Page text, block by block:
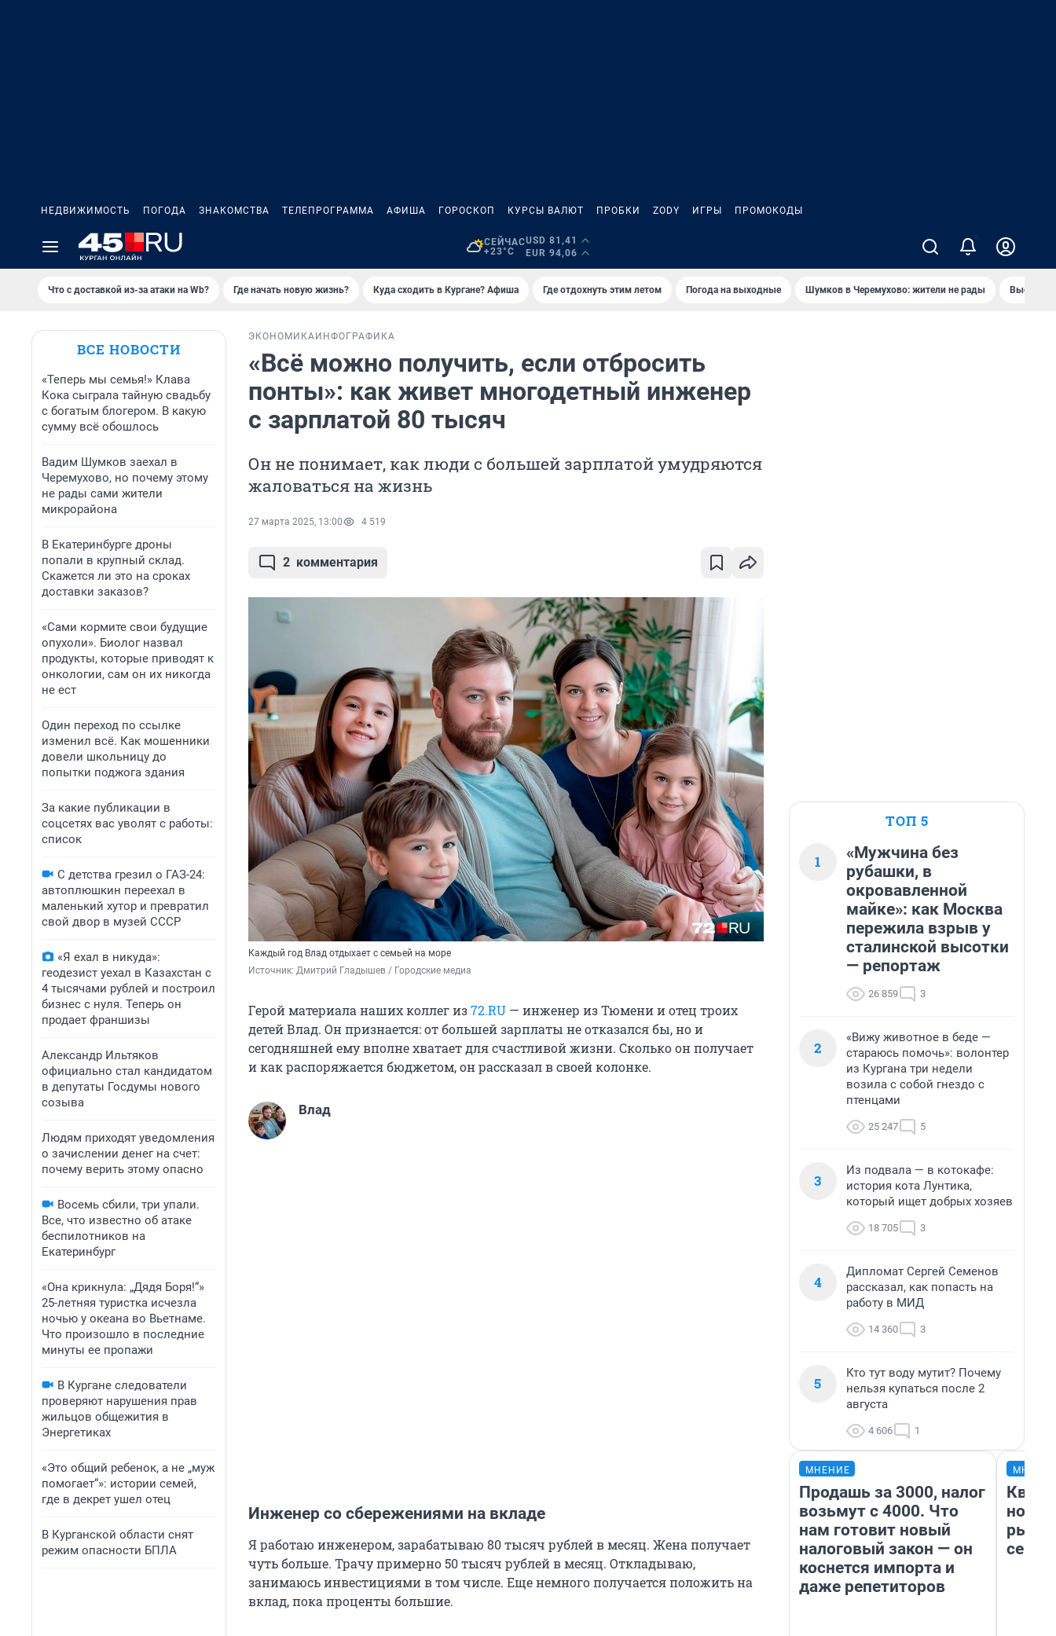
НЕДВИЖИМОСТЬ ПОГОДА ЗНАКОМСТВА ТЕЛЕПРОГРАММА АФИША ГОРОСКОП КУРСЫ ВАЛЮТ ПРОБКИ ZODY ИГРЫ ПРОМОКОДЫ
СЕЙЧАС
+23°C
USD 81,41
EUR 94,06
Что с доставкой из-за атаки на Wb? Где начать новую жизнь? Куда сходить в Кургане? Афиша Где отдохнуть этим летом Погода на выходные Шумков в Черемухово: жители не рады Высокий
ВСЕ НОВОСТИ
«Теперь мы семья!» Клава
Кока сыграла тайную свадьбу
с богатым блогером. В какую
сумму всё обошлось
Вадим Шумков заехал в
Черемухово, но почему этому
не рады сами жители
микрорайона
В Екатеринбурге дроны
попали в крупный склад.
Скажется ли это на сроках
доставки заказов?
«Сами кормите свои будущие
опухоли». Биолог назвал
продукты, которые приводят к
онкологии, сам он их никогда
не ест
Один переход по ссылке
изменил всё. Как мошенники
довели школьницу до
попытки поджога здания
За какие публикации в
соцсетях вас уволят с работы:
список
С детства грезил о ГАЗ-24:
автоплюшкин переехал в
маленький хутор и превратил
свой двор в музей СССР
«Я ехал в никуда»:
геодезист уехал в Казахстан с
4 тысячами рублей и построил
бизнес с нуля. Теперь он
продает франшизы
Александр Ильтяков
официально стал кандидатом
в депутаты Госдумы нового
созыва
Людям приходят уведомления
о зачислении денег на счет:
почему верить этому опасно
Восемь сбили, три упали.
Все, что известно об атаке
беспилотников на
Екатеринбург
«Она крикнула: „Дядя Боря!“»
25-летняя туристка исчезла
ночью у океана во Вьетнаме.
Что произошло в последние
минуты ее пропажи
В Кургане следователи
проверяют нарушения прав
жильцов общежития в
Энергетиках
«Это общий ребенок, а не „муж
помогает“»: истории семей,
где в декрет ушел отец
В Курганской области снят
режим опасности БПЛА
ЭКОНОМИКА ИНФОГРАФИКА
«Всё можно получить, если отбросить
понты»: как живет многодетный инженер
с зарплатой 80 тысяч
Он не понимает, как люди с большей зарплатой умудряются
жаловаться на жизнь
27 марта 2025, 13:00 4 519
2 комментария
Каждый год Влад отдыхает с семьей на море
Источник: Дмитрий Гладышев / Городские медиа
Герой материала наших коллег из72.RU — инженер из Тюмени и отец троих
детей Влад. Он признается: от большей зарплаты не отказался бы, но и
сегодняшней ему вполне хватает для счастливой жизни. Сколько он получает
и как распоряжается бюджетом, он рассказал в своей колонке.
Влад
Инженер со сбережениями на вкладе
Я работаю инженером, зарабатываю 80 тысяч рублей в месяц. Жена получает
чуть больше. Трачу примерно 50 тысяч рублей в месяц. Откладываю,
занимаюсь инвестициями в том числе. Еще немного получается положить на
вклад, пока проценты большие.
ТОП 5
1
«Мужчина без
рубашки, в
окровавленной
майке»: как Москва
пережила взрыв у
сталинской высотки
— репортаж
26 859 3
2
«Вижу животное в беде —
стараюсь помочь»: волонтер
из Кургана три недели
возила с собой гнездо с
птенцами
25 247 5
3
Из подвала — в котокафе:
история кота Лунтика,
который ищет добрых хозяев
18 705 3
4
Дипломат Сергей Семенов
рассказал, как попасть на
работу в МИД
14 360 3
5
Кто тут воду мутит? Почему
нельзя купаться после 2
августа
4 606 1
МНЕНИЕ
Продашь за 3000, налог
возьмут с 4000. Что
нам готовит новый
налоговый закон — он
коснется импорта и
даже репетиторов
но